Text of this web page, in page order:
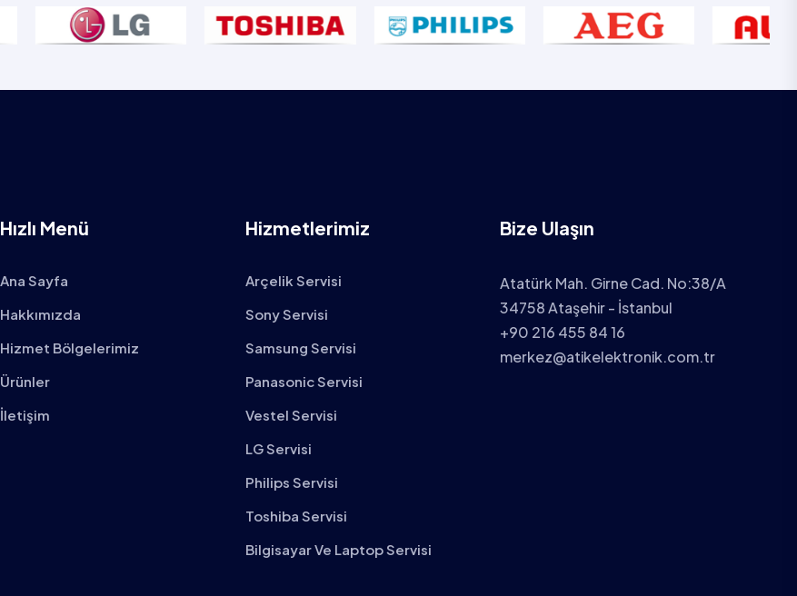
Hızlı Menü
Ana Sayfa
Hakkımızda
Hizmet Bölgelerimiz
Ürünler
İletişim
Hizmetlerimiz
Arçelik Servisi
Sony Servisi
Samsung Servisi
Panasonic Servisi
Vestel Servisi
LG Servisi
Philips Servisi
Toshiba Servisi
Bilgisayar Ve Laptop Servisi
Bize Ulaşın
Atatürk Mah. Girne Cad. No:38/A
34758 Ataşehir - İstanbul
+90 216 455 84 16
merkez@atikelektronik.com.tr